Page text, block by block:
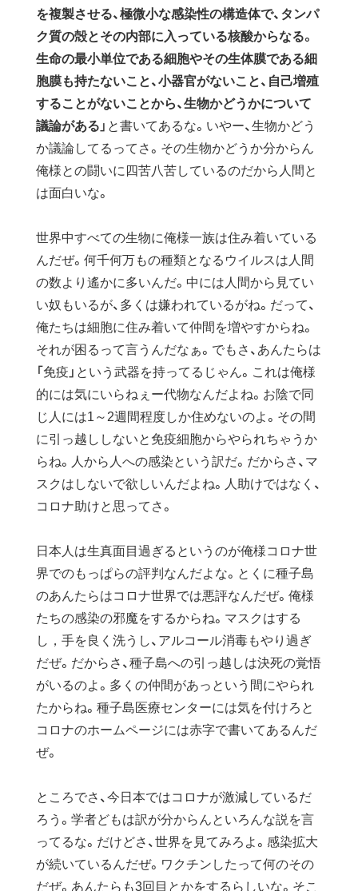
を複製させる、極微小な感染性の構造体で、タンパ
ク質の殻とその内部に入っている核酸からなる。
生命の最小単位である細胞やその生体膜である細
胞膜も持たないこと、小器官がないこと、自己増殖
することがないことから、生物かどうかについて
議論がある 」と書いてあるな。いやー、生物かどう
か議論してるってさ。その生物かどうか分からん
俺様との闘いに四苦八苦しているのだから人間と
は面白いな。
世界中すべての生物に俺様一族は住み着いている
んだぜ。何千何万もの種類となるウイルスは人間
の数より遙かに多いんだ。中には人間から見てい
い奴もいるが、多くは嫌われているがね。だって、
俺たちは細胞に住み着いて仲間を増やすからね。
それが困るって言うんだなぁ。でもさ、あんたらは
「免疫」という武器を持ってるじゃん。これは俺様
的には気にいらねぇー代物なんだよね。お陰で同
じ人には1～2週間程度しか住めないのよ。その間
に引っ越ししないと免疫細胞からやられちゃうか
らね。人から人への感染という訳だ。だからさ、マ
スクはしないで欲しいんだよね。人助けではなく、
コロナ助けと思ってさ。
日本人は生真面目過ぎるというのが俺様コロナ世
界でのもっぱらの評判なんだよな。とくに種子島
のあんたらはコロナ世界では悪評なんだぜ。俺様
たちの感染の邪魔をするからね。マスクはする
し，手を良く洗うし、アルコール消毒もやり過ぎ
だぜ。だからさ、種子島への引っ越しは決死の覚悟
がいるのよ。多くの仲間があっという間にやられ
たからね。種子島医療センターには気を付けろと
コロナのホームページには赤字で書いてあるんだ
ぜ。
ところでさ、今日本ではコロナが激減しているだ
ろう。学者どもは訳が分からんといろんな説を言
ってるな。だけどさ、世界を見てみろよ。感染拡大
が続いているんだぜ。ワクチンしたって何のその
だぜ。あんたらも3回目とかをするらしいな。そこ